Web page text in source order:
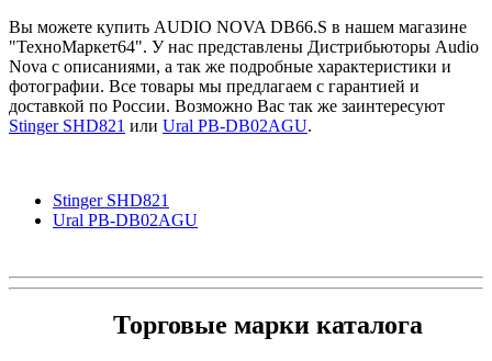
Вы можете купить AUDIO NOVA DB66.S в нашем магазине
"ТехноМаркет64". У нас представлены Дистрибьюторы Audio
Nova с описаниями, а так же подробные характеристики и
фотографии. Все товары мы предлагаем с гарантией и
доставкой по России. Возможно Вас так же заинтересуют
Stinger SHD821 или Ural PB-DB02AGU.
Stinger SHD821
Ural PB-DB02AGU
Торговые марки каталога